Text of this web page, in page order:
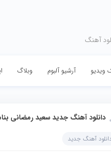
آهنگ
ویدیو آرشیو آلبوم وبلاگ
دانلود آهنگ جدید سعید رمضانی
آهنگ جدید